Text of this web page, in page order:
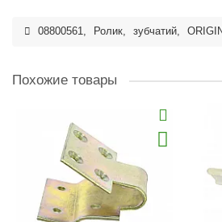
08800561, Ролик, зубчатий,
Похожие товары